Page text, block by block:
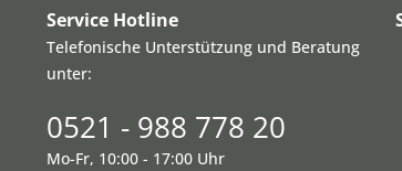
Service Hotline
Telefonische Unterstützung und Beratung
unter:
0521 - 988 778 20
Mo-Fr, 10:00 - 17:00 Uhr